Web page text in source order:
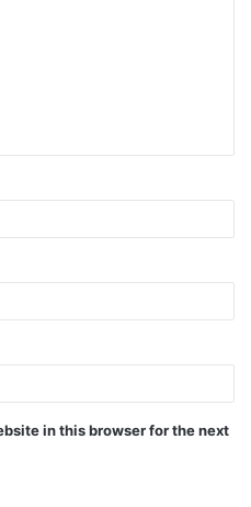
in this browser for the next